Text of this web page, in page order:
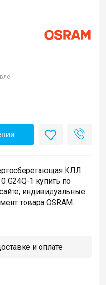
КЛЛ
G24Q-1 купить по
индивидуальные
товара OSRAM.
и оплате